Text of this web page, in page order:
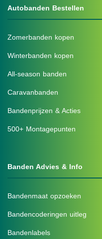
Autobanden Bestellen
Zomerbanden kopen
Winterbanden kopen
All-season banden
Caravanbanden
Bandenprijzen & Acties
500+ Montagepunten
Banden Advies & Info
Bandenmaat opzoeken
Bandencoderingen uitleg
Bandenlabels